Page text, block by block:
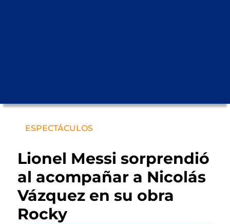
ESPECTÁCULOS
Lionel Messi sorprendió
al acompañar a Nicolás
Vázquez en su obra
Rocky